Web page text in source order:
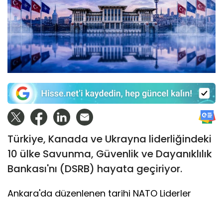
Türkiye, Kanada ve Ukrayna liderliğindeki
10 ülke Savunma, Güvenlik ve Dayanıklılık
Bankası'nı (DSRB) hayata geçiriyor.
Ankara'da düzenlenen tarihi NATO Liderler